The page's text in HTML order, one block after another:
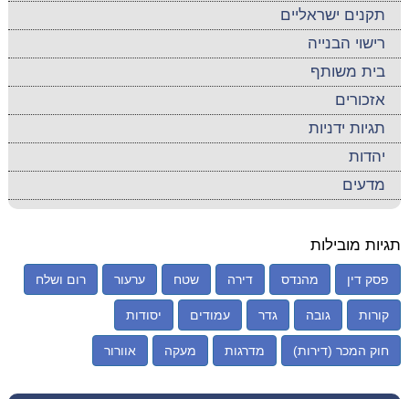
תקנים ישראליים
רישוי הבנייה
בית משותף
אזכורים
תגיות ידניות
יהדות
מדעים
תגיות מובילות
פסק דין מהנדס דירה שטח ערעור רום ושלח
קורות גובה גדר עמודים יסודות
חוק המכר (דירות) מדרגות מעקה אוורור